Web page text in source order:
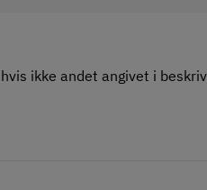
ikke andet angivet i